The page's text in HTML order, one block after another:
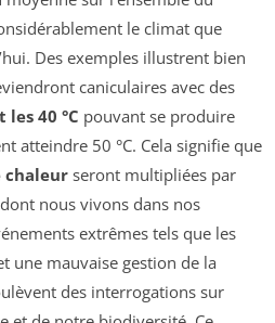
le climat que
Des exemples illustrent bien
caniculaires avec des
40 °C pouvant se produire
atteindre 50 °C. Cela signifie que
chaleurseront multipliées par
nous vivons dans nos
extrêmes tels que les
une mauvaise gestion de la
des interrogations sur